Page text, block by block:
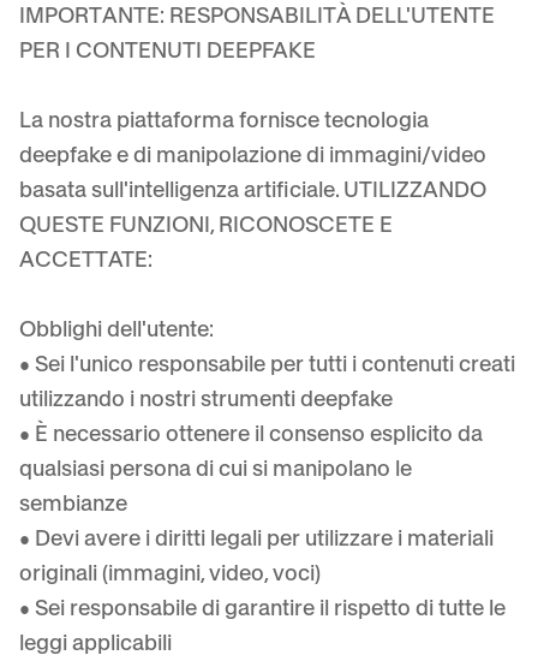
IMPORTANTE: RESPONSABILITÀ DELL'UTENTE
PER I CONTENUTI DEEPFAKE
La nostra piattaforma fornisce tecnologia
deepfake e di manipolazione di immagini/video
basata sull'intelligenza artificiale. UTILIZZANDO
QUESTE FUNZIONI, RICONOSCETE E
ACCETTATE:
Obblighi dell'utente:
• Sei l'unico responsabile per tutti i contenuti creati
utilizzando i nostri strumenti deepfake
• È necessario ottenere il consenso esplicito da
qualsiasi persona di cui si manipolano le
sembianze
• Devi avere i diritti legali per utilizzare i materiali
originali (immagini, video, voci)
• Sei responsabile di garantire il rispetto di tutte le
leggi applicabili